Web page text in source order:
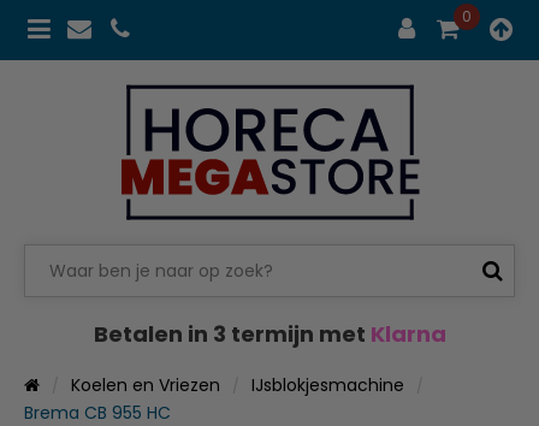
0
Betalen in 3 termijn met Klarna
Koelen en Vriezen
IJsblokjesmachine
Brema CB 955 HC